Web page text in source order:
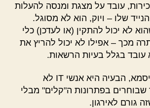
עובד על מצגת ומנסה להעלות
שלו – ויוק, הוא לא מסוגל.
לא יכול להתקין (או לעדכן) כלי
מכך – אפילו לא יכול להריץ את
עובד בגלל בעיות הרשאות.
הבעיה היא לא סיסמא, הבעיה היא אנשי IT לא
שבוחרים בפתרונות ה"קלים" מבלי
גורם לאירגון.